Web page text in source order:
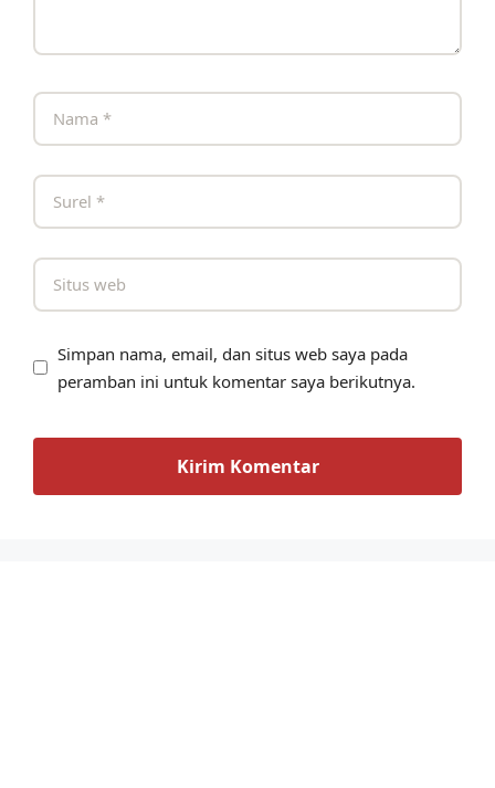
Simpan nama, email, dan situs web saya pada
peramban ini untuk komentar saya berikutnya.